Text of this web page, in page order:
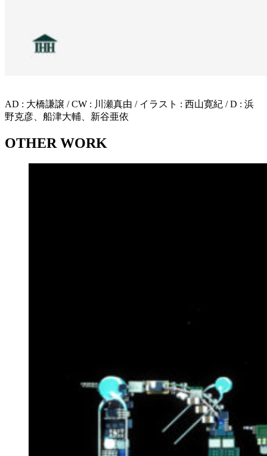
AD : 大橋謙譲 / CW : 川瀬真由 / イラスト : 西山寛紀 / D : 浜
野克彦、船津大輔、新谷亜依
OTHER WORK